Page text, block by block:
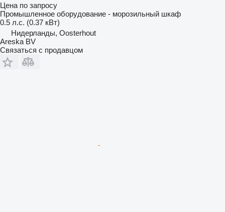
Цена по запросу
Промышленное оборудование - морозильный шкаф
0.5 л.с. (0.37 кВт)
Нидерланды, Oosterhout
Areska BV
Связаться с продавцом